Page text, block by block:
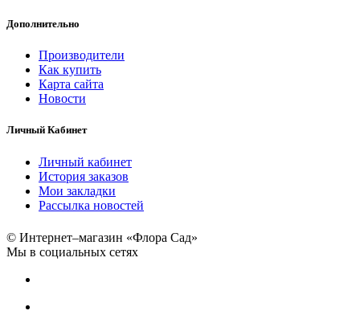
Дополнительно
Производители
Как купить
Карта сайта
Новости
Личный Кабинет
Личный кабинет
История заказов
Мои закладки
Рассылка новостей
© Интернет–магазин «Флора Сад»
Мы в социальных сетях